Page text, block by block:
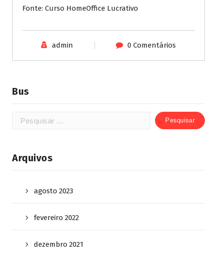
Fonte: Curso HomeOffice Lucrativo
admin 0 Comentários
Bus
Arquivos
agosto 2023
fevereiro 2022
dezembro 2021